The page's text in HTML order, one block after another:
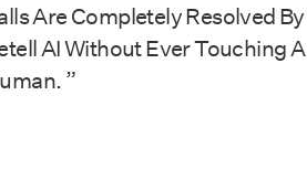
Are Completely Resolved By
AI Without Ever Touching A
”